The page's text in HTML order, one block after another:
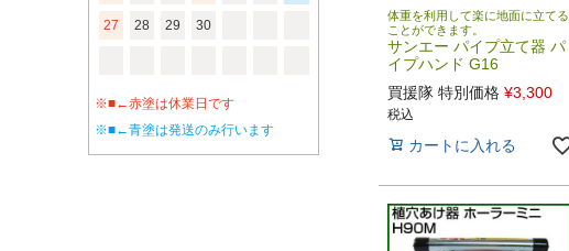
27 28 29 30
※■←赤塗は休業日です
※■←青塗は発送のみ行います
体重を利用して楽に地面に立てる
ことができます。
サンエー パイプ立て器 パ
イプハンド G16
買援隊 特別価格 ¥3,300
税込
カートに入れる